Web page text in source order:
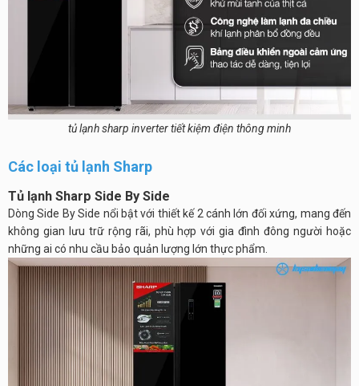
tủ lạnh sharp inverter tiết kiệm điện thông minh
Các loại tủ lạnh Sharp
Tủ lạnh Sharp Side By Side
Dòng Side By Side nổi bật với thiết kế 2 cánh lớn đối xứng, mang đến
không gian lưu trữ rộng rãi, phù hợp với gia đình đông người hoặc
những ai có nhu cầu bảo quản lượng lớn thực phẩm.